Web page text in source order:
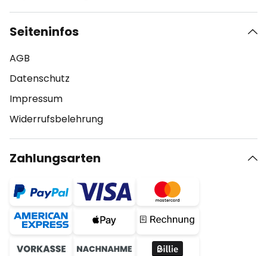
Seiteninfos
AGB
Datenschutz
Impressum
Widerrufsbelehrung
Zahlungsarten